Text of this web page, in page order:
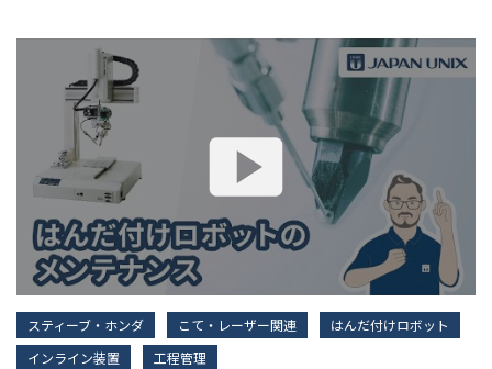
スティーブ・ホンダ こて・レーザー関連
はんだ付けロボット
インライン装置
工程管理